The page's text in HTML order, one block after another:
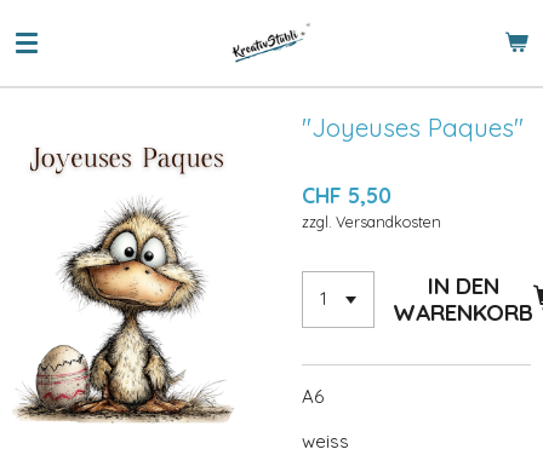
Hauptinhalt
"Joyeuses Paques"
CHF 5,50
zzgl. Versandkosten
IN DEN
WARENKORB
A6
weiss